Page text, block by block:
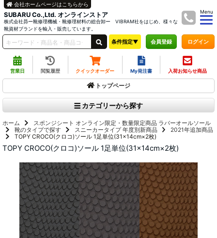
SUBARU Co.,Ltd. オンラインストア
株式会社昴ー靴修理機械・靴修理材料の総合卸ー VIBRAM社をはじめ、様々な
靴資材ブランドを輸入・販売しています。
Menu
会社ホームページはこちらから
条件指定▼ 会員登録 ログイン
営業日 閲覧履歴 クイックオーダー My発注書 入荷お知らせ商品
トップページ
カテゴリーから探す
ホーム スポンジシート オンライン限定・数量限定商品 ラバーオールソール
靴のタイプで探す
スニーカータイプ 年度別新商品
2021年追加商品
TOPY CROCO(クロコ)ソール 1足単位(31×14cm×2枚)
TOPY CROCO(クロコ)ソール 1足単位(31×14cm×2枚)